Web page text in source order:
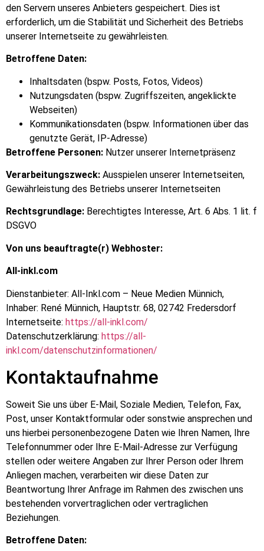
den Servern unseres Anbieters gespeichert. Dies ist
erforderlich, um die Stabilität und Sicherheit des Betriebs
unserer Internetseite zu gewährleisten.
Betroffene Daten:
Inhaltsdaten (bspw. Posts, Fotos, Videos)
Nutzungsdaten (bspw. Zugriffszeiten, angeklickte
Webseiten)
Kommunikationsdaten (bspw. Informationen über das
genutzte Gerät, IP-Adresse)
Betroffene Personen: Nutzer unserer Internetpräsenz
Verarbeitungszweck: Ausspielen unserer Internetseiten,
Gewährleistung des Betriebs unserer Internetseiten
Rechtsgrundlage: Berechtigtes Interesse, Art. 6 Abs. 1 lit. f
DSGVO
Von uns beauftragte(r) Webhoster:
All-inkl.com
Dienstanbieter: All-Inkl.com – Neue Medien Münnich,
Inhaber: René Münnich, Hauptstr. 68, 02742 Fredersdorf
Internetseite: https://all-inkl.com/
Datenschutzerklärung: https://all-
inkl.com/datenschutzinformationen/
Kontaktaufnahme
Soweit Sie uns über E-Mail, Soziale Medien, Telefon, Fax,
Post, unser Kontaktformular oder sonstwie ansprechen und
uns hierbei personenbezogene Daten wie Ihren Namen, Ihre
Telefonnummer oder Ihre E-Mail-Adresse zur Verfügung
stellen oder weitere Angaben zur Ihrer Person oder Ihrem
Anliegen machen, verarbeiten wir diese Daten zur
Beantwortung Ihrer Anfrage im Rahmen des zwischen uns
bestehenden vorvertraglichen oder vertraglichen
Beziehungen.
Betroffene Daten: